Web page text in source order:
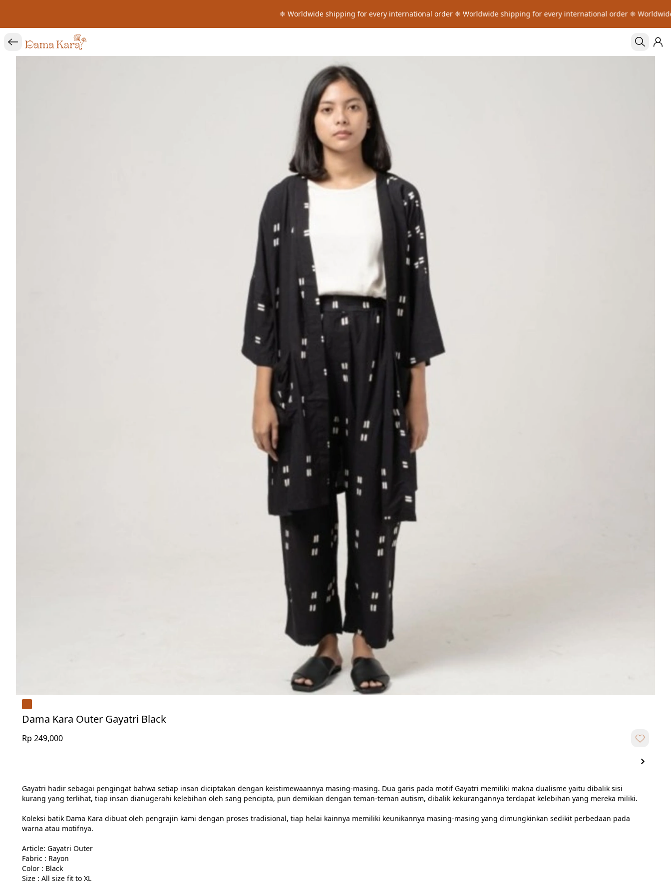
❈ Worldwide shipping for every international order ❈ Worldwide shipping for every international order ❈ Worldwide
Dama Kara Outer Gayatri Black
Rp 249,000
Gayatri hadir sebagai pengingat bahwa setiap insan diciptakan dengan keistimewaannya masing-masing. Dua garis pada motif Gayatri memiliki makna dualisme yaitu dibalik sisi
kurang yang terlihat, tiap insan dianugerahi kelebihan oleh sang pencipta, pun demikian dengan teman-teman autism, dibalik kekurangannya terdapat kelebihan yang mereka miliki.
Koleksi batik Dama Kara dibuat oleh pengrajin kami dengan proses tradisional, tiap helai kainnya memiliki keunikannya masing-masing yang dimungkinkan sedikit perbedaan pada
warna atau motifnya.
Article: Gayatri Outer
Fabric : Rayon
Color : Black
Size : All size fit to XL